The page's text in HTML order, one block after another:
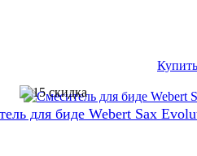
Купить
для биде Webert Sax